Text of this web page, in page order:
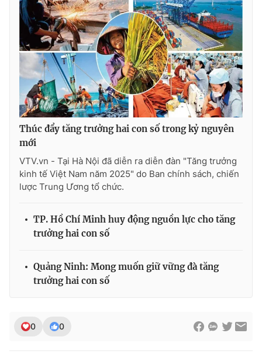
Thúc đẩy tăng trưởng hai con số trong kỷ nguyên
mới
VTV.vn - Tại Hà Nội đã diễn ra diễn đàn "Tăng trưởng
kinh tế Việt Nam năm 2025" do Ban chính sách, chiến
lược Trung Ương tổ chức.
TP. Hồ Chí Minh huy động nguồn lực cho tăng
trưởng hai con số
Quảng Ninh: Mong muốn giữ vững đà tăng
trưởng hai con số
0 0